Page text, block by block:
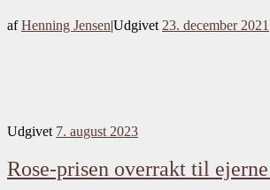
afHenning Jensen|Udgivet 23. december 2021
Udgivet 7. august 2023
Rose-prisen overrakt til